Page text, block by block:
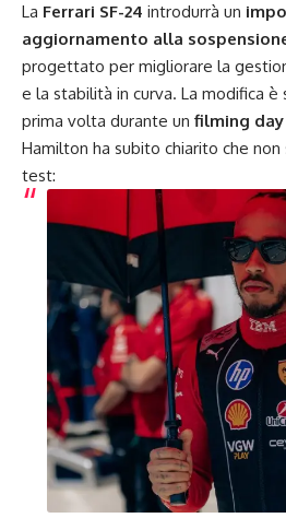
La Ferrari SF-24 introdurrà un
aggiornamento alla
progettato per migliorare la
e la stabilità in curva. La modifica
prima volta durante un filming
Hamilton ha subito chiarito che
test: